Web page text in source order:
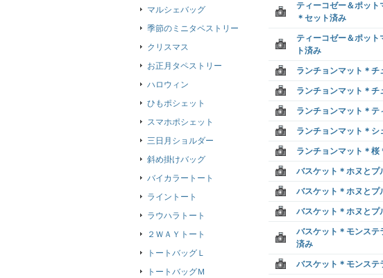
ティーコゼー＆ポット
＊セット済み
ティーコゼー＆ポット
ト済み
ランチョンマット＊
ランチョンマット＊
ランチョンマット＊テ
ランチョンマット＊
ランチョンマット＊桜
バスケット＊ホヌとプ
バスケット＊ホヌとプ
バスケット＊ホヌとプ
バスケット＊モンステ
済み
バスケット＊モンステ
マルシェバッグ
季節のミニタペストリー
クリスマス
お正月タペストリー
ハロウィン
ひもポシェット
スマホポシェット
三日月ショルダー
斜め掛けバッグ
バイカラートート
ライントート
ラウハラトート
２ＷＡＹトート
トートバッグＬ
トートバッグＭ